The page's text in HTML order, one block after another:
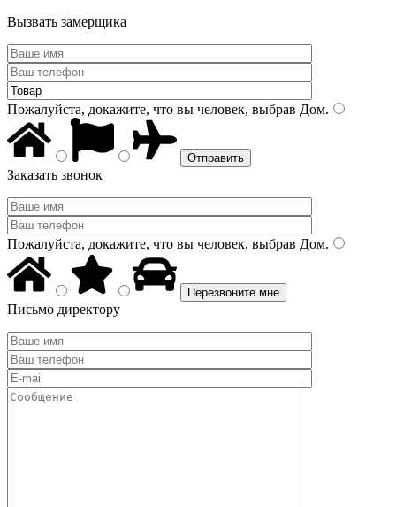
Вызвать замерщика
Пожалуйста, докажите, что вы человек, выбрав Дом.
Заказать звонок
Пожалуйста, докажите, что вы человек, выбрав Дом.
Письмо директору